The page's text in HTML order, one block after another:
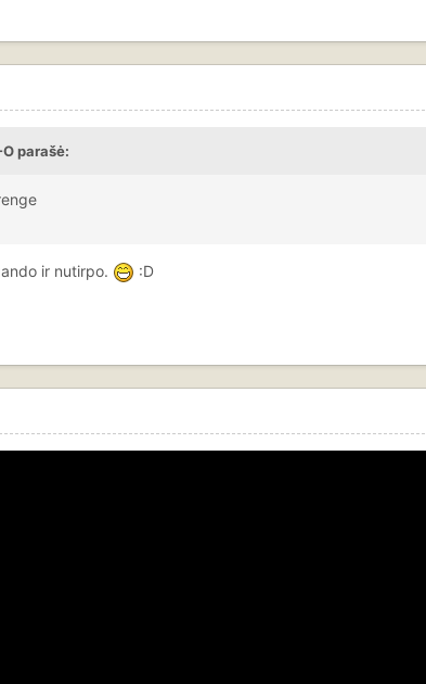
parašė:
ir nutirpo. :D